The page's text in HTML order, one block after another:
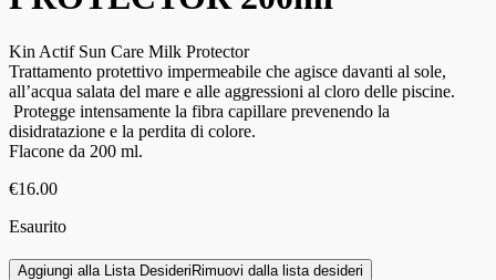
Kin Actif Sun Care Milk Protector
Trattamento protettivo impermeabile che agisce davanti al sole,
all’acqua salata del mare e alle aggressioni al cloro delle piscine.
Protegge intensamente la fibra capillare prevenendo la
disidratazione e la perdita di colore.
Flacone da 200 ml.
€16.00
Esaurito
Aggiungi alla Lista Desideri Rimuovi dalla lista desideri